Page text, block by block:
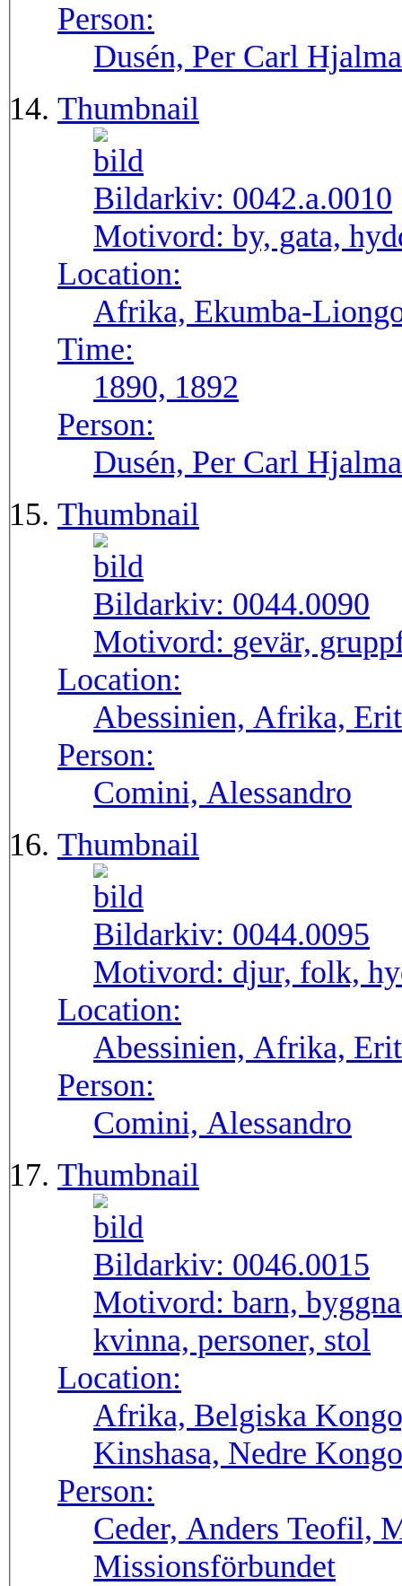
Person:
Dusén, Per Carl
Thumbnail
Bildarkiv: 0042.a.0010
Motivord: by, gata,
Location:
Afrika, Ekumba-
Time:
1890, 1892
Person:
Dusén, Per Carl
Thumbnail
Bildarkiv: 0044.0090
Motivord: gevär,
Location:
Abessinien, Afrika,
Person:
Comini, Alessandro
Thumbnail
Bildarkiv: 0044.0095
Motivord: djur, folk,
Location:
Abessinien, Afrika,
Person:
Comini, Alessandro
Thumbnail
Bildarkiv: 0046.0015
Motivord: barn,
kvinna, personer, stol
Location:
Afrika, Belgiska
Kinshasa, Nedre Kongo
Person:
Ceder, Anders Teofil,
Missionsförbundet